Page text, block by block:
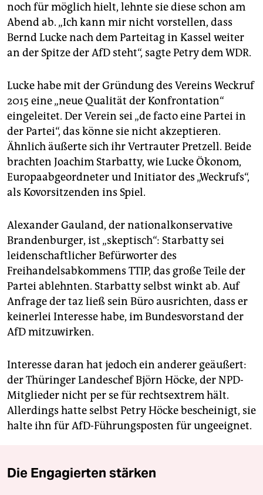
noch für möglich hielt, lehnte sie diese schon am
Abend ab. „Ich kann mir nicht vorstellen, dass
Bernd Lucke nach dem Parteitag in Kassel weiter
an der Spitze der AfD steht“, sagte Petry dem WDR.
Lucke habe mit der Gründung des Vereins Weckruf
2015 eine „neue Qualität der Konfrontation“
eingeleitet. Der Verein sei „de facto eine Partei in
der Partei“, das könne sie nicht akzeptieren.
Ähnlich äußerte sich ihr Vertrauter Pretzell. Beide
brachten Joachim Starbatty, wie Lucke Ökonom,
Europaabgeordneter und Initiator des „Weckrufs“,
als Kovorsitzenden ins Spiel.
Alexander Gauland, der nationalkonservative
Brandenburger, ist „skeptisch“: Starbatty sei
leidenschaftlicher Befürworter des
Freihandelsabkommens TTIP, das große Teile der
Partei ablehnten. Starbatty selbst winkt ab. Auf
Anfrage der taz ließ sein Büro ausrichten, dass er
keinerlei Interesse habe, im Bundesvorstand der
AfD mitzuwirken.
Interesse daran hat jedoch ein anderer geäußert:
der Thüringer Landeschef Björn Höcke, der NPD-
Mitglieder nicht per se für rechtsextrem hält.
Allerdings hatte selbst Petry Höcke bescheinigt, sie
halte ihn für AfD-Führungsposten für ungeeignet.
Die Engagierten stärken